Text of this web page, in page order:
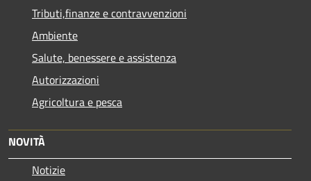
Tributi,finanze e contravvenzioni
Ambiente
Salute, benessere e assistenza
Autorizzazioni
Agricoltura e pesca
NOVITÀ
Notizie